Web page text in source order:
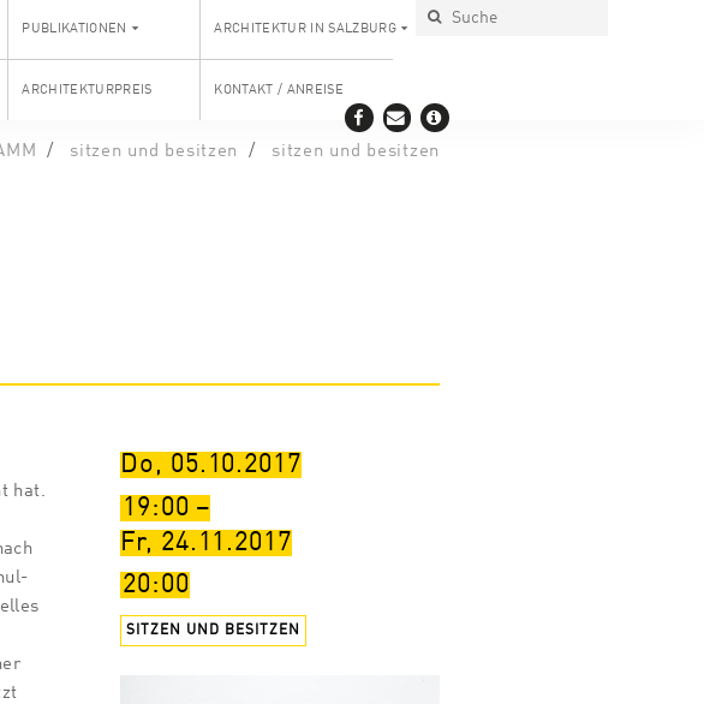
PUBLIKATIONEN ARCHITEKTUR IN SALZBURG
ARCHITEKTURPREIS KONTAKT / ANREISE
sitzen und besitzen sitzen und besitzen
Do, 05.10.2017
19:00 –
Fr, 24.11.2017
20:00
SITZEN UND BESITZEN
hat.